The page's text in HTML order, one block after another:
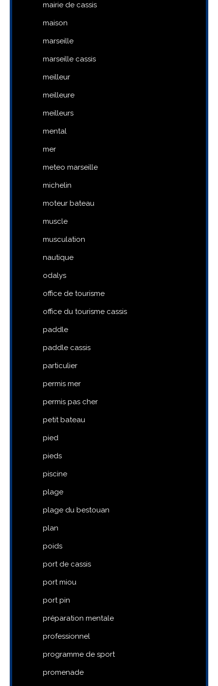
mairie de cassis
maison
marseille
marseille cassis
meilleur
meilleure
meilleurs
mental
mer
meteo marseille
michelin
moteur bateau
muscle
musculation
nautique
odalys
office de tourisme
office du tourisme cassis
paddle
paddle cassis
particulier
permis mer
permis pas cher
petit bateau
pied
pieds
piscine
plage
plage du bestouan
plan
poids
port de cassis
port miou
port pin
préparation mentale
professionnel
programme de sport
promenade